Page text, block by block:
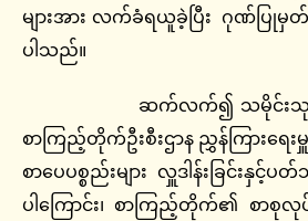
များအား လက်ခံရယူခဲ့ပြီး ဂုဏ်ပြု
ပါသည်။
ဆက်လက်၍ သမိုင်းသုတေ
စာကြည့်တိုက်ဦးစီးဌာန ညွှန်ကြားရေး
စာပေပစ္စည်းများ လှူဒါန်းခြင်းနှင့်
ပါကြောင်း၊ စာကြည့်တိုက်၏ စာစု